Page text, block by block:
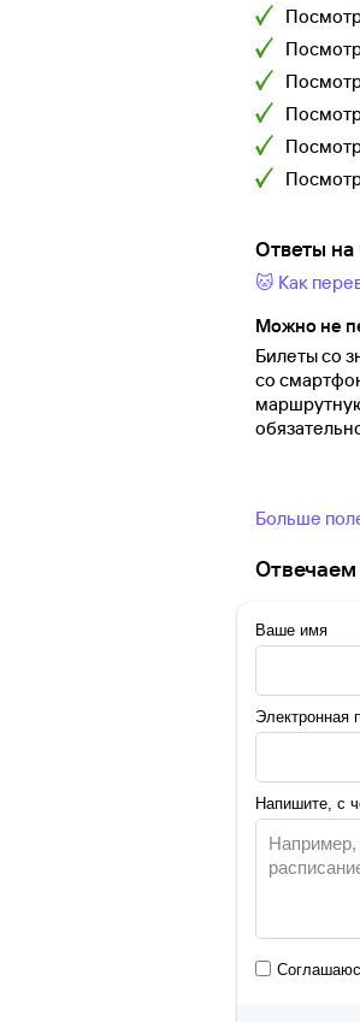
Ответы на
🐱 Как
Можно не
Билеты со
со
Больше
Отвечаем
Ваше имя
Электронная
Напишите, с